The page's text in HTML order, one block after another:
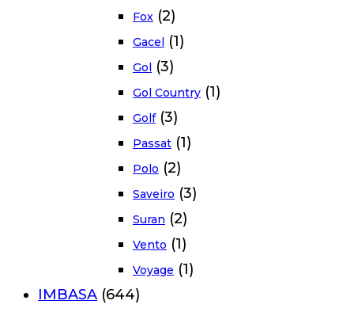
Fox (2)
Gacel (1)
Gol (3)
Gol Country (1)
Golf (3)
Passat (1)
Polo (2)
Saveiro (3)
Suran (2)
Vento (1)
Voyage (1)
IMBASA (644)